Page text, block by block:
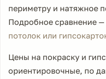
периметру и натяжное
Подробное сравнение —
потолок или
Цены на покраску и
ориентировочные, по